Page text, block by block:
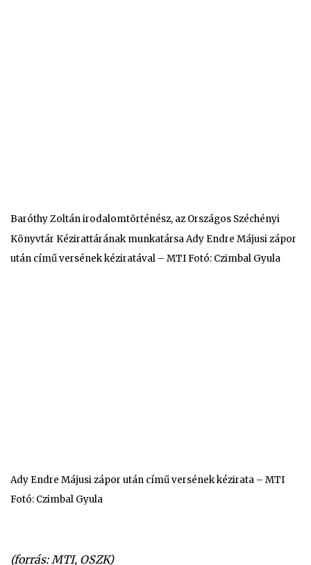
Baróthy Zoltán irodalomtörténész, az Országos Széchényi
Könyvtár Kézirattárának munkatársa Ady Endre Májusi zápor
után című versének kéziratával – MTI Fotó: Czimbal Gyula
Ady Endre Májusi zápor után című versének kézirata – MTI
Fotó: Czimbal Gyula
(forrás: MTI, OSZK)